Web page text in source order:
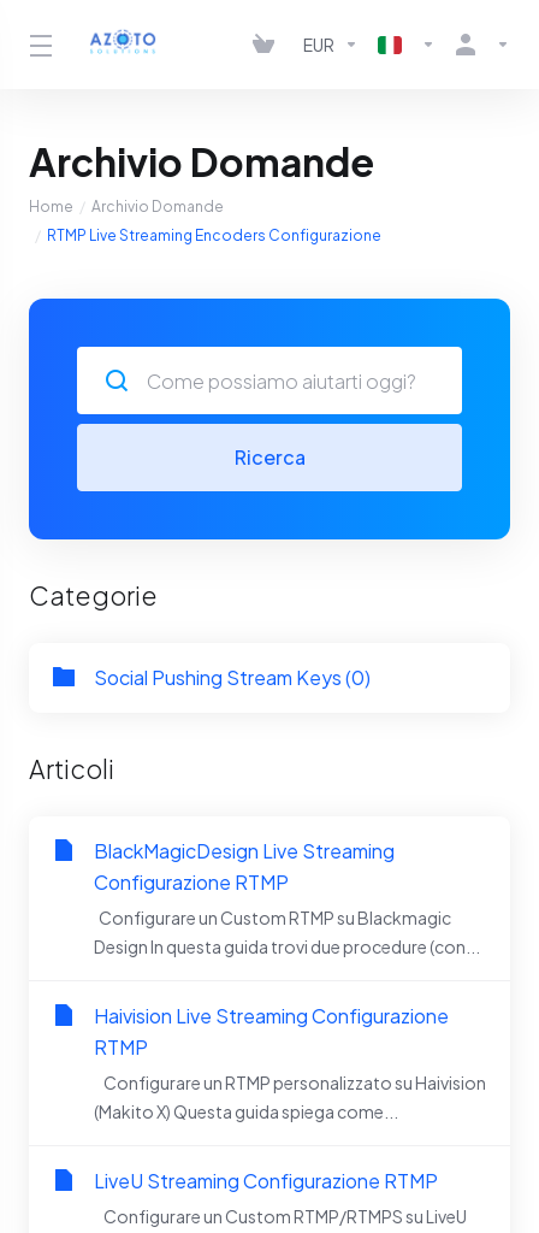
EUR
Archivio Domande
Home
Archivio Domande
RTMP Live Streaming Encoders Configurazione
Ricerca
Categorie
Social Pushing Stream Keys (0)
Articoli
BlackMagicDesign Live Streaming
Configurazione RTMP
Configurare un Custom RTMP su Blackmagic
Design In questa guida trovi due procedure (con...
Haivision Live Streaming Configurazione
RTMP
Configurare un RTMP personalizzato su Haivision
(Makito X) Questa guida spiega come...
LiveU Streaming Configurazione RTMP
Configurare un Custom RTMP/RTMPS su LiveU